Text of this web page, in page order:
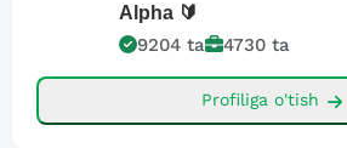
Alpha 🔰
9204 ta 4730 ta
Profiliga o'tish